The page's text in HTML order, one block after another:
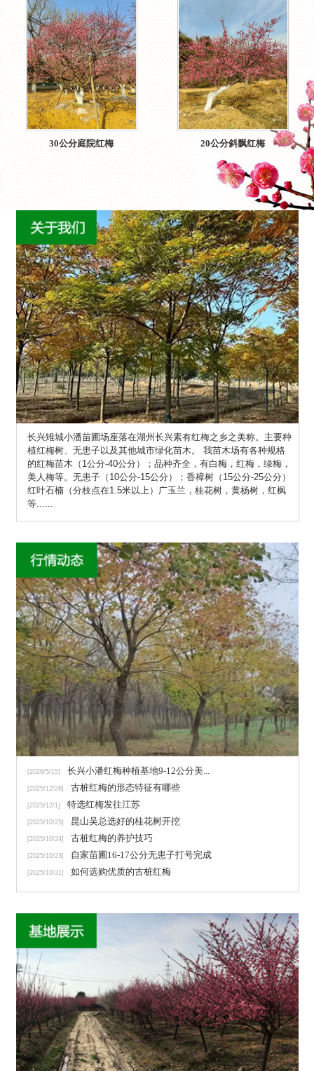
30公分庭院红梅 20公分斜飘红梅
长兴雉城小潘苗圃场座落在湖州长兴素有红梅之乡之美称。主要种
植红梅树、无患子以及其他城市绿化苗木。 我苗木场有各种规格
的红梅苗木（1公分-40公分）；品种齐全，有白梅，红梅，绿梅，
美人梅等。无患子（10公分-15公分）；香樟树（15公分-25公分）
红叶石楠（分枝点在1.5米以上）广玉兰，桂花树，黄杨树，红枫
等......
[2026/5/15] 长兴小潘红梅种植基地9-12公分美...
[2025/12/28] 古桩红梅的形态特征有哪些
[2025/12/1] 特选红梅发往江苏
[2025/10/25] 昆山吴总选好的桂花树开挖
[2025/10/24] 古桩红梅的养护技巧
[2025/10/23] 自家苗圃16-17公分无患子打号完成
[2025/10/21] 如何选购优质的古桩红梅